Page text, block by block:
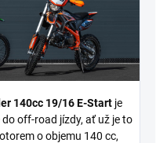
140cc 19/16 E-Start je
off-road jízdy, ať už je to
o objemu 140 cc,